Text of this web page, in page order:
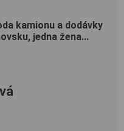
kamionu a dodávky
jedna žena...